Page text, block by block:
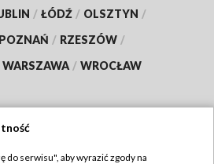
/ ŁÓDŹ / OLSZTYN /
POZNAŃ / RZESZÓW /
WARSZAWA / WROCŁAW
do serwisu", aby wyrazić zgody na